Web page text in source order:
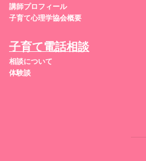
講師プロフィール
子育て心理学協会概要
子育て電話相談
相談について
体験談